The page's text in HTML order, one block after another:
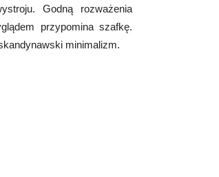
Godną rozważenia
przypomina szafkę.
minimalizm.